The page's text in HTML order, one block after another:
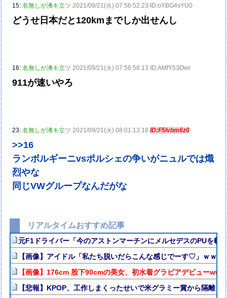
15:名無しが沸キ立ツ 2021/09/21(火) 07:56:52.23 ID:oYBG4sYU0
どうせ日本だと120kmまでしか出せんし
16:名無しが沸キ立ツ 2021/09/21(火) 07:56:58.13 ID:AMfY53Owr
911が速いやろ
23:名無しが沸キ立ツ 2021/09/21(火) 08:01:13.18ID:F5lvbm6z0
>>16
ランボルギーニvsポルシェの争いがニュルでは熾
烈やな
同じVWグループなんだがな
リアルタイムおすすめ記事
元F1ドライバー「今のアストンマーチンにメルセデスのPUを載
【画像】アイドル「私たち脱いだらこんな感じでーす♡」ｗｗｗ
【画像】176cm 股下90cmの美女、初水着グラビアデビュー
【悲報】KPOP、工作しまくったせいで米グラミー賞から隔離さ